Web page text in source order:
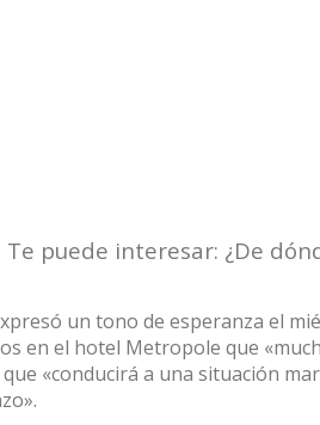
Te puede interesar: ¿De
un tono de esperanza el
en el hotel Metropole que
«conducirá a una situación